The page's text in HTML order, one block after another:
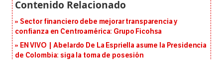
Sector financiero debe mejorar transparencia y
confianza en Centroamérica: Grupo Ficohsa
EN VIVO | Abelardo De La Espriella asume la Presidencia
de Colombia: siga la toma de posesión